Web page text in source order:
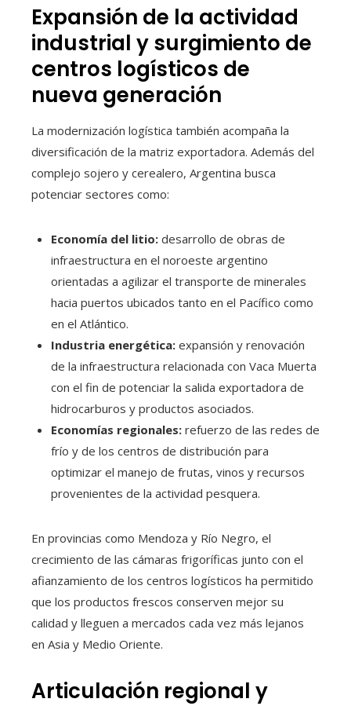
Expansión de la actividad
industrial y surgimiento de
centros logísticos de
nueva generación
La modernización logística también acompaña la
diversificación de la matriz exportadora. Además del
complejo sojero y cerealero, Argentina busca
potenciar sectores como:
Economía del litio: desarrollo de obras de
infraestructura en el noroeste argentino
orientadas a agilizar el transporte de minerales
hacia puertos ubicados tanto en el Pacífico como
en el Atlántico.
Industria energética: expansión y renovación
de la infraestructura relacionada con Vaca Muerta
con el fin de potenciar la salida exportadora de
hidrocarburos y productos asociados.
Economías regionales: refuerzo de las redes de
frío y de los centros de distribución para
optimizar el manejo de frutas, vinos y recursos
provenientes de la actividad pesquera.
En provincias como Mendoza y Río Negro, el
crecimiento de las cámaras frigoríficas junto con el
afianzamiento de los centros logísticos ha permitido
que los productos frescos conserven mejor su
calidad y lleguen a mercados cada vez más lejanos
en Asia y Medio Oriente.
Articulación regional y